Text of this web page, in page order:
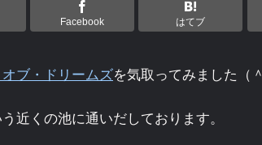
Facebook はてブ
ブ・ドリームズを気取ってみました（
近くの池に通いだしております。